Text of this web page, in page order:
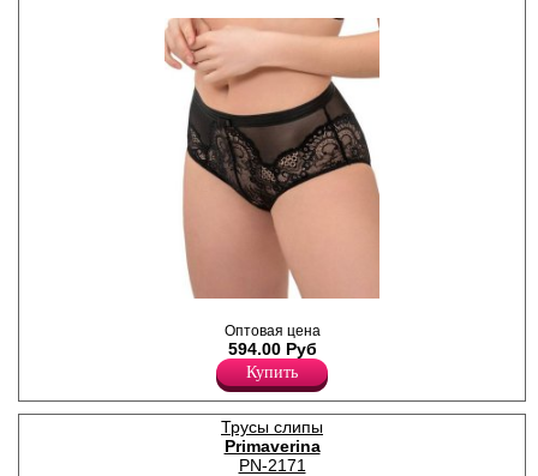
эластичного кружева и
сеточки, средняя линия
талии, широкая боковая
часть, х/б ластовица.
Полиамид 80%
Хлопок 5%
Эластан 15%
Оптовая цена
594.00 Руб
Купить
Трусы слипы
Primaverina
PN-2171